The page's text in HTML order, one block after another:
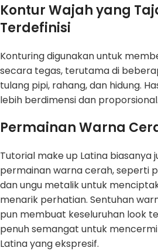
Kontur Wajah yang
Terdefinisi
Konturing digunakan untuk
secara tegas, terutama di
tulang pipi, rahang, dan hidung.
lebih berdimensi dan proporsional.
Permainan Warna
Tutorial make up Latina biasanya
permainan warna cerah, seperti
dan ungu metalik untuk
menarik perhatian. Sentuhan
pun membuat keseluruhan look
penuh semangat untuk
Latina yang ekspresif.